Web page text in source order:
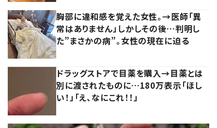
胸部に違和感を覚えた女性。→医師「異
常はありません」しかしその後…判明し
た”まさかの病”。女性の現在に迫る
ドラッグストアで目薬を購入→目薬とは
別に渡されたものに…180万表示「ほし
い！」「え、なにこれ！！」